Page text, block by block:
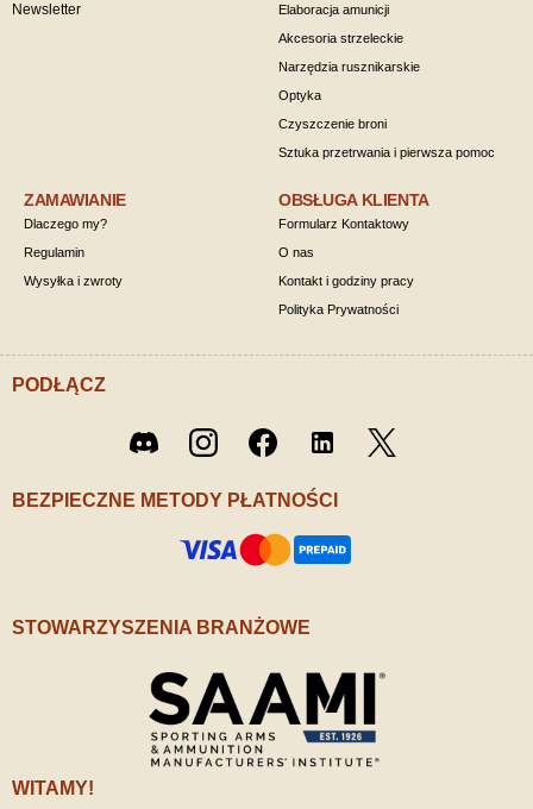
Newsletter
Elaboracja amunicji
Akcesoria strzeleckie
Narzędzia rusznikarskie
Optyka
Czyszczenie broni
Sztuka przetrwania i pierwsza pomoc
ZAMAWIANIE
Dlaczego my?
Regulamin
Wysyłka i zwroty
OBSŁUGA KLIENTA
Formularz Kontaktowy
O nas
Kontakt i godziny pracy
Polityka Prywatności
PODŁĄCZ
Discord Instagram Facebook LinkedIn
BEZPIECZNE METODY PŁATNOŚCI
STOWARZYSZENIA BRANŻOWE
WITAMY!